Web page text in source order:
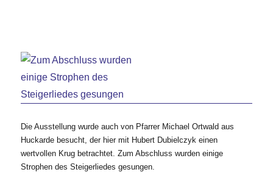
Die Ausstellung wurde auch von Pfarrer Michael Ortwald aus
Huckarde besucht, der hier mit Hubert Dubielczyk einen
wertvollen Krug betrachtet. Zum Abschluss wurden einige
Strophen des Steigerliedes gesungen.